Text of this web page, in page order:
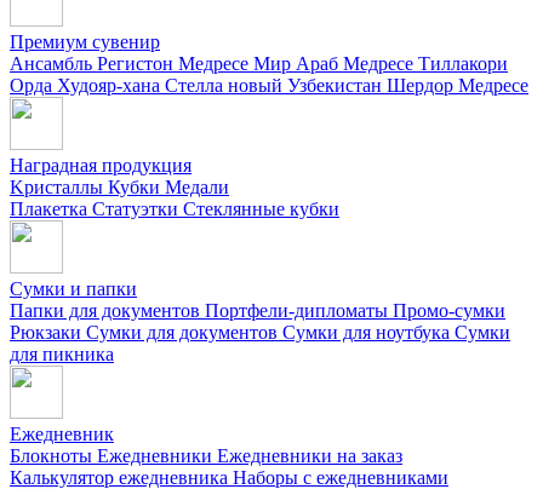
Премиум сувенир
Ансамбль Регистон Медресе Мир Араб Медресе Тиллакори
Орда Худояр-хана Стелла новый Узбекистан Шердор Медресе
Наградная продукция
Kристаллы Кубки Медали
Плакетка Статуэтки Стеклянные кубки
Сумки и папки
Папки для документов Портфели-дипломаты Промо-сумки
Рюкзаки Сумки для документов Сумки для ноутбука Сумки
для пикника
Ежедневник
Блокноты Ежедневники Ежедневники на заказ
Калькулятор ежедневника Наборы с ежедневниками